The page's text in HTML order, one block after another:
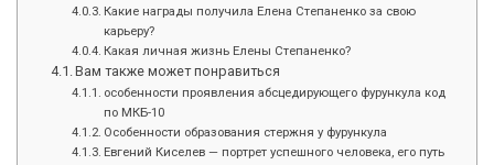
Какие награды получила Елена Степаненко за свою
карьеру?
Какая личная жизнь Елены Степаненко?
Вам также может понравиться
особенности проявления абсцедирующего фурункула код
по МКБ-10
Особенности образования стержня у фурункула
Евгений Киселев — портрет успешного человека, его путь